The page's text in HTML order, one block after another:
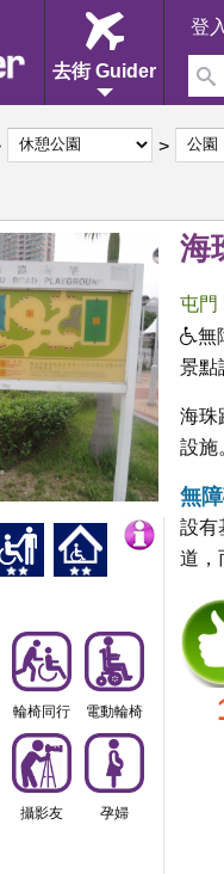
去街 Guider
登
海
屯門
無
景點
輪椅同行 電動輪椅
攝影友 孕婦
海珠
設施
無
設有
道，